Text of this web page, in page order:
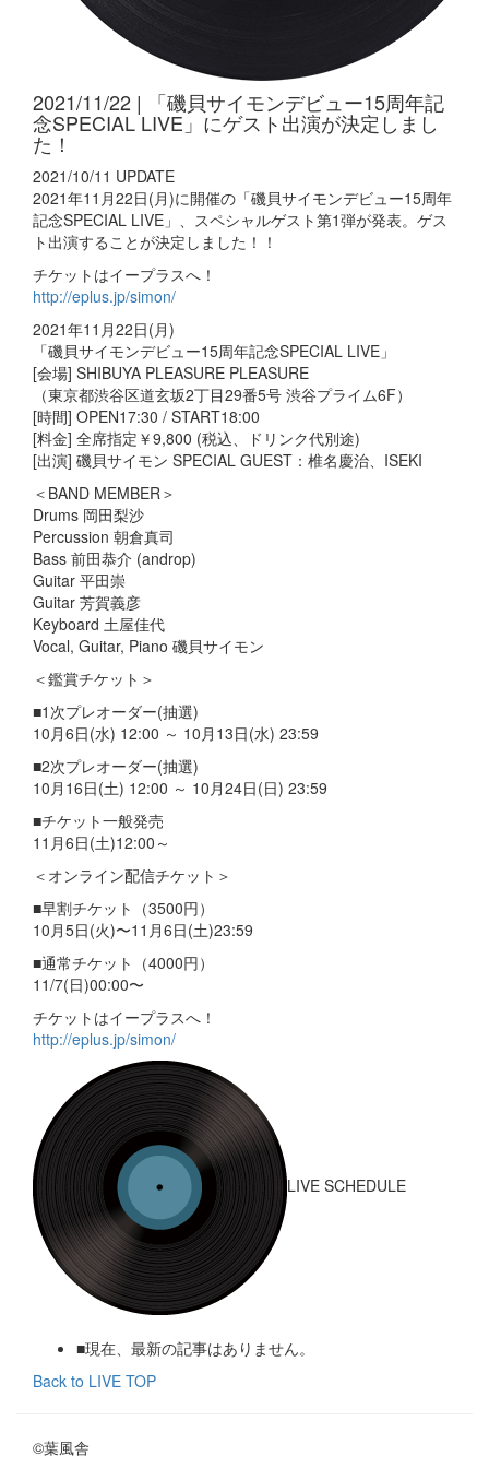
2021/11/22 | 「磯貝サイモンデビュー15周年記
念SPECIAL LIVE」にゲスト出演が決定しまし
た！
2021/10/11 UPDATE
2021年11月22日(月)に開催の「磯貝サイモンデビュー15周年
記念SPECIAL LIVE」、スペシャルゲスト第1弾が発表。ゲス
ト出演することが決定しました！！
チケットはイープラスへ！
http://eplus.jp/simon/
2021年11月22日(月)
「磯貝サイモンデビュー15周年記念SPECIAL LIVE」
[会場] SHIBUYA PLEASURE PLEASURE
（東京都渋谷区道玄坂2丁目29番5号 渋谷プライム6F）
[時間] OPEN17:30 / START18:00
[料金] 全席指定￥9,800 (税込、ドリンク代別途)
[出演] 磯貝サイモン SPECIAL GUEST：椎名慶治、ISEKI
＜BAND MEMBER＞
Drums 岡田梨沙
Percussion 朝倉真司
Bass 前田恭介 (androp)
Guitar 平田崇
Guitar 芳賀義彦
Keyboard 土屋佳代
Vocal, Guitar, Piano 磯貝サイモン
＜鑑賞チケット＞
■1次プレオーダー(抽選)
10月6日(水) 12:00 ～ 10月13日(水) 23:59
■2次プレオーダー(抽選)
10月16日(土) 12:00 ～ 10月24日(日) 23:59
■チケット一般発売
11月6日(土)12:00～
＜オンライン配信チケット＞
■早割チケット（3500円）
10月5日(火)〜11月6日(土)23:59
■通常チケット（4000円）
11/7(日)00:00〜
チケットはイープラスへ！
http://eplus.jp/simon/
LIVE SCHEDULE
■現在、最新の記事はありません。
Back to LIVE TOP
©葉風舎